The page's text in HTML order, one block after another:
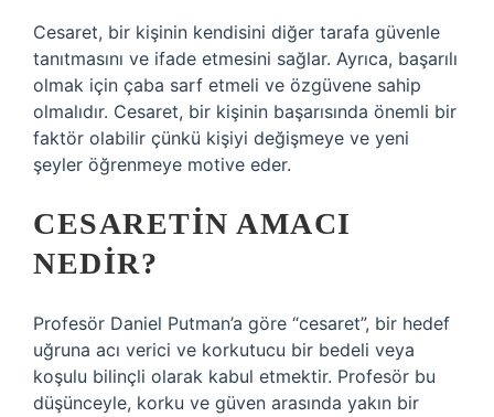
Cesaret, bir kişinin kendisini diğer tarafa güvenle
tanıtmasını ve ifade etmesini sağlar. Ayrıca, başarılı
olmak için çaba sarf etmeli ve özgüvene sahip
olmalıdır. Cesaret, bir kişinin başarısında önemli bir
faktör olabilir çünkü kişiyi değişmeye ve yeni
şeyler öğrenmeye motive eder.
CESARETIN AMACI
NEDIR?
Profesör Daniel Putman’a göre “cesaret”, bir hedef
uğruna acı verici ve korkutucu bir bedeli veya
koşulu bilinçli olarak kabul etmektir. Profesör bu
düşünceyle, korku ve güven arasında yakın bir